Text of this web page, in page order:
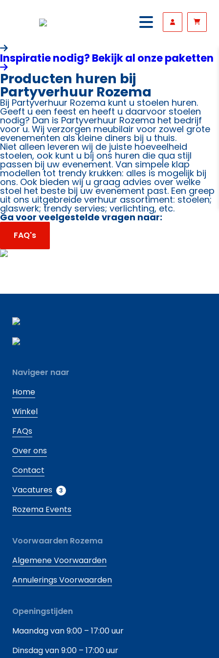
Inspiratie nodig? Bekijk al onze paketten
Producten huren bij
Partyverhuur Rozema
Bij Partyverhuur Rozema kunt u stoelen huren.
Geeft u een feest en heeft u daarvoor stoelen
nodig? Dan is Partyverhuur Rozema het bedrijf
voor u. Wij verzorgen meubilair voor zowel grote
evenementen als kleine diners bij u thuis.
Niet alleen leveren wij de juiste hoeveelheid
stoelen, ook kunt u bij ons huren die qua stijl
passen bij uw evenement. Van simpele klap
modellen tot trendy krukken: alles is mogelijk bij
ons. Ook bieden wij u graag advies over welke
stoel het beste bij uw evenement past. Een greep
uit ons uitgebreide verhuur assortiment: stoelen;
glaswerk; trendy servies; verlichting, etc.
Ga voor veelgestelde vragen naar:
FAQ's
Navigeer naar
Home
Winkel
FAQs
Over ons
Contact
Vacatures
3
Rozema Events
Voorwaarden Rozema
Algemene Voorwaarden
Annulerings Voorwaarden
Openingstijden
Maandag van 9:00 – 17:00 uur
Dinsdag van 9:00 – 17:00 uur